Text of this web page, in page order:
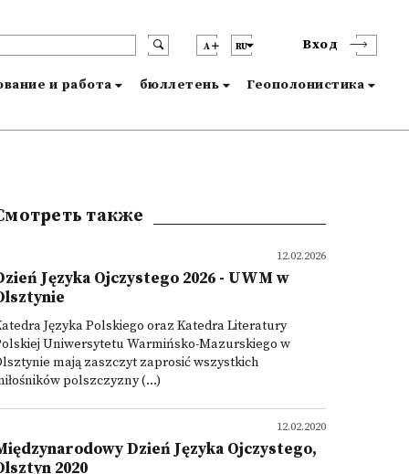
A RU Вход
и работа бюллетень Геополонистика
также
12.02.2026
Języka Ojczystego 2026 - UWM w
Języka Polskiego oraz Katedra Literatury
Uniwersytetu Warmińsko-Mazurskiego w
mają zaszczyt zaprosić wszystkich
polszczyzny (...)
12.02.2020
Dzień Języka Ojczystego,
2020